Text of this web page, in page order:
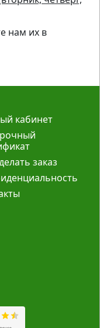
нам их в
кабинет
заказ